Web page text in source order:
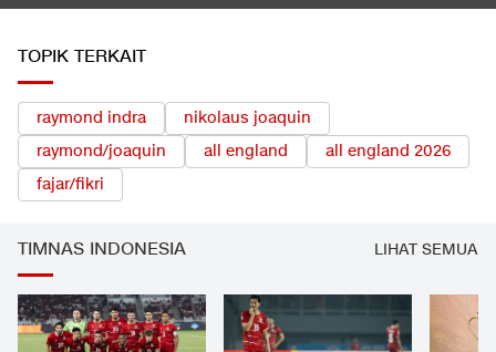
TOPIK TERKAIT
raymond indra
nikolaus joaquin
raymond/joaquin
all england
all england 2026
fajar/fikri
TIMNAS INDONESIA LIHAT SEMUA